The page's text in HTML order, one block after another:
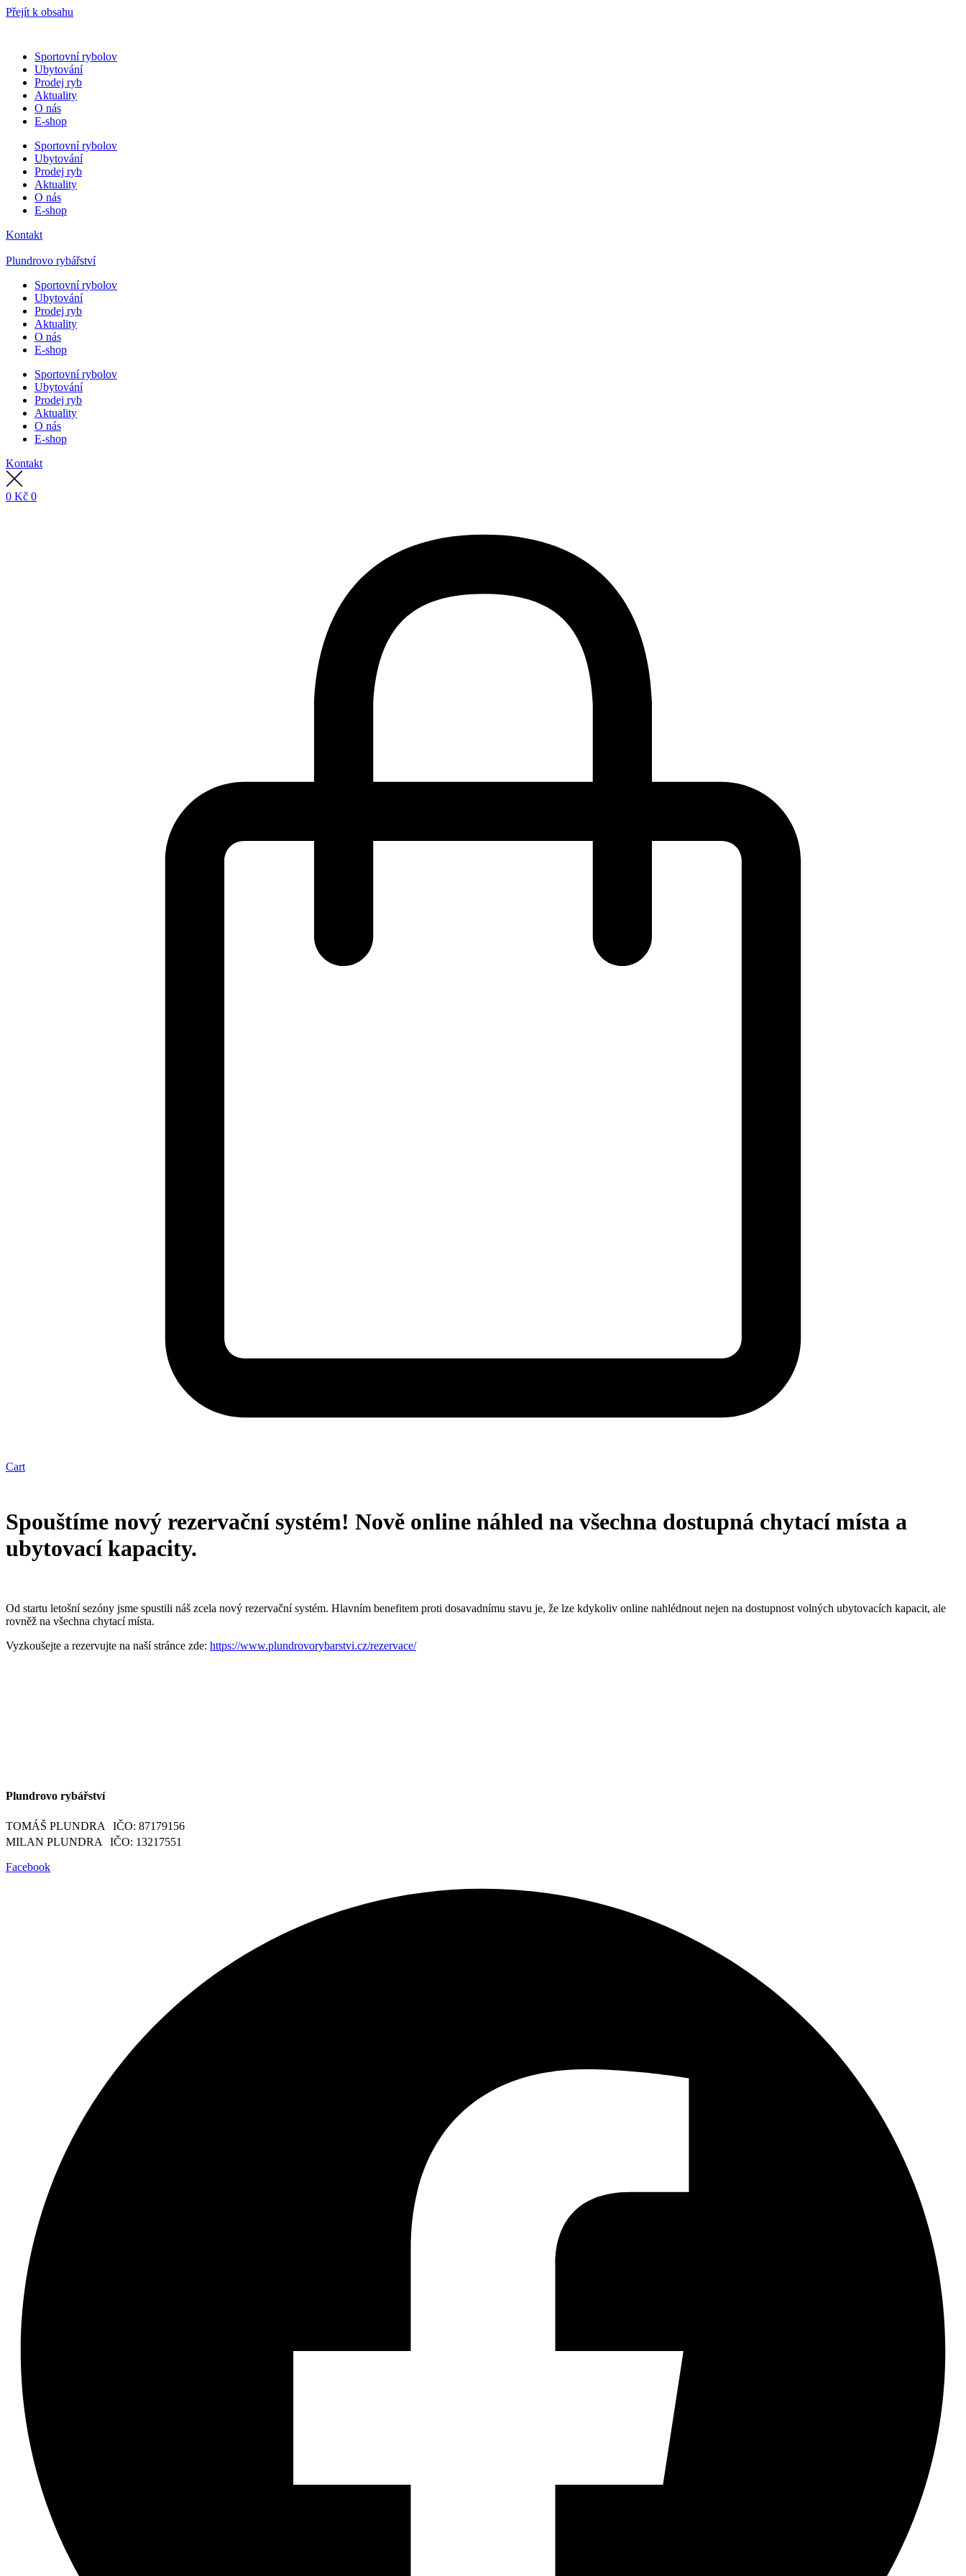
Přejít k obsahu
Sportovní rybolov
Ubytování
Prodej ryb
Aktuality
O nás
E-shop
Sportovní rybolov
Ubytování
Prodej ryb
Aktuality
O nás
E-shop
Kontakt
Plundrovo rybářství
Sportovní rybolov
Ubytování
Prodej ryb
Aktuality
O nás
E-shop
Sportovní rybolov
Ubytování
Prodej ryb
Aktuality
O nás
E-shop
Kontakt
0 Kč 0
Cart
Spouštíme nový rezervační systém! Nově online náhled na všechna dostupná chytací místa a
ubytovací kapacity.
Od startu letošní sezóny jsme spustili náš zcela nový rezervační systém. Hlavním benefitem proti dosavadnímu stavu je, že lze kdykoliv online nahlédnout nejen na dostupnost volných ubytovacích kapacit, ale
rovněž na všechna chytací místa.
Vyzkoušejte a rezervujte na naší stránce zde: https://www.plundrovorybarstvi.cz/rezervace/
Plundrovo rybářství
TOMÁŠ PLUNDRA IČO: 87179156
MILAN PLUNDRA IČO: 13217551
Facebook